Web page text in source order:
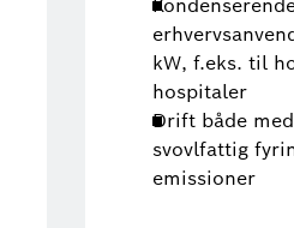
kW, f.eks. til
hospitaler
Drift både
svovlfattig
emissioner